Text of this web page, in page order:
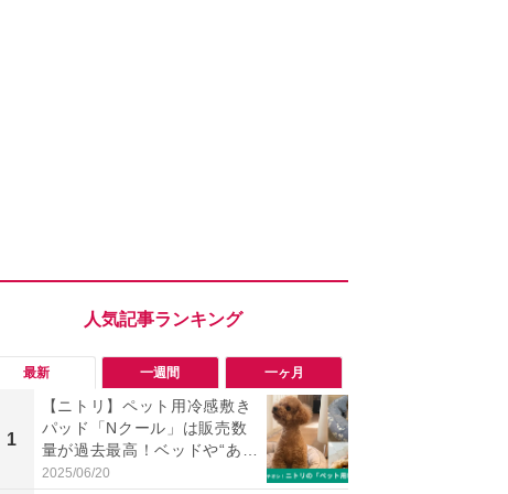
最新 一週間 一ヶ月
1
【ニトリ】ペット用冷感敷き
パッド「Nクール」は販売数
量が過去最高！ベッドや“あご
のせ”マットなどおすすめ4選
2025/06/20